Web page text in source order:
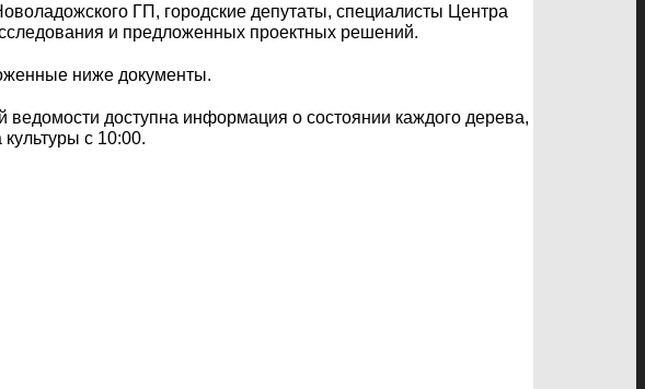
ГП, городские депутаты, специалисты Центра
и предложенных проектных решений.
ниже документы.
доступна информация о состоянии каждого дерева,
с 10:00.